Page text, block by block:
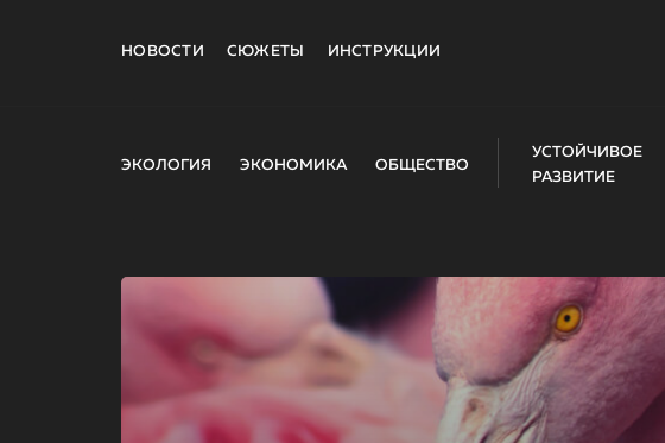
НОВОСТИ СЮЖЕТЫ ИНСТРУКЦИИ
ЭКОЛОГИЯ ЭКОНОМИКА ОБЩЕСТВО
УСТОЙЧИВОЕ
РАЗВИТИЕ